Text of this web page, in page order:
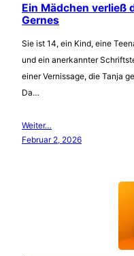
Ein Mädchen verließ
Gernes
Sie ist 14, ein Kind, eine
und ein anerkannter
einer Vernissage, die Tanja
Da…
Weiter…
Februar 2, 2026